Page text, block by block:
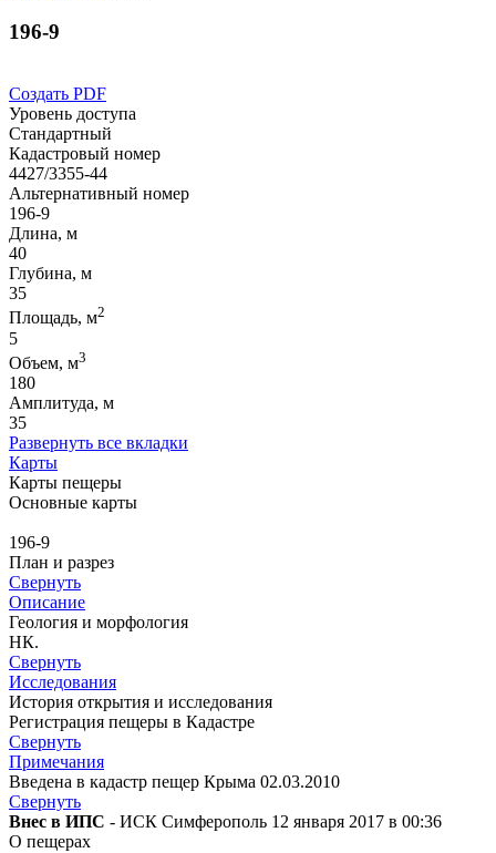
196-9
Создать PDF
Уровень доступа
Стандартный
Кадастровый номер
4427/3355-44
Альтернативный номер
196-9
Длина, м
40
Глубина, м
35
Площадь, м2
5
Объем, м3
180
Амплитуда, м
35
Развернуть все вкладки
Карты
Карты пещеры
Основные карты
196-9
План и разрез
Свернуть
Описание
Геология и морфология
НК.
Свернуть
Исследования
История открытия и исследования
Регистрация пещеры в Кадастре
Свернуть
Примечания
Введена в кадастр пещер Крыма 02.03.2010
Свернуть
Внес в ИПС - ИСК Симферополь 12 января 2017 в 00:36
О пещерах